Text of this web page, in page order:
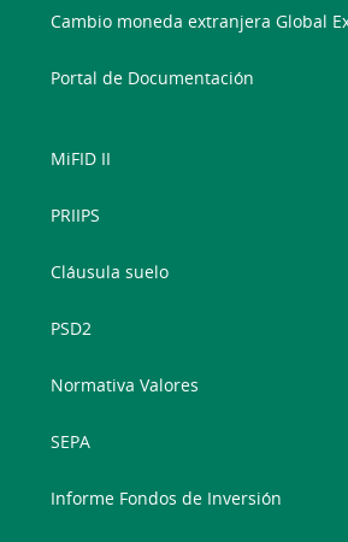
Cambio moneda extranjera Global
Portal de Documentación
MiFID II
PRIIPS
Cláusula suelo
PSD2
Normativa Valores
SEPA
Informe Fondos de Inversión